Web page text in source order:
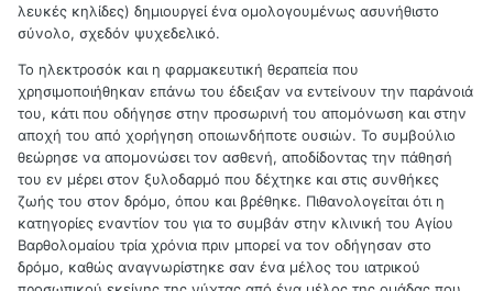
λευκές κηλίδες) δημιουργεί ένα ομολογουμένως ασυνήθιστο
σύνολο, σχεδόν ψυχεδελικό.
Το ηλεκτροσόκ και η φαρμακευτική θεραπεία που
χρησιμοποιήθηκαν επάνω του έδειξαν να εντείνουν την παράνοιά
του, κάτι που οδήγησε στην προσωρινή του απομόνωση και στην
αποχή του από χορήγηση οποιωνδήποτε ουσιών. Το συμβούλιο
θεώρησε να απομονώσει τον ασθενή, αποδίδοντας την πάθησή
του εν μέρει στον ξυλοδαρμό που δέχτηκε και στις συνθήκες
ζωής του στον δρόμο, όπου και βρέθηκε. Πιθανολογείται ότι η
κατηγορίες εναντίον του για το συμβάν στην κλινική του Αγίου
Βαρθολομαίου τρία χρόνια πριν μπορεί να τον οδήγησαν στο
δρόμο, καθώς αναγνωρίστηκε σαν ένα μέλος του ιατρικού